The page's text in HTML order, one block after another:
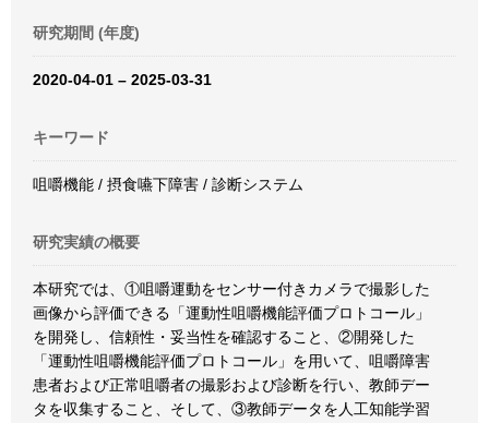
研究期間 (年度)
2020-04-01 – 2025-03-31
キーワード
咀嚼機能 / 摂食嚥下障害 / 診断システム
研究実績の概要
本研究では、①咀嚼運動をセンサー付きカメラで撮影した
画像から評価できる「運動性咀嚼機能評価プロトコール」
を開発し、信頼性・妥当性を確認すること、②開発した
「運動性咀嚼機能評価プロトコール」を用いて、咀嚼障害
患者および正常咀嚼者の撮影および診断を行い、教師デー
タを収集すること、そして、③教師データを人工知能学習